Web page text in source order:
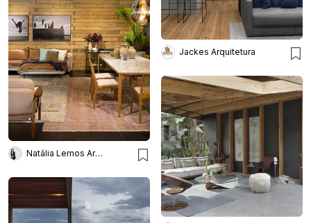
Jackes Arquitetura
Natália Lemos Arquitetura